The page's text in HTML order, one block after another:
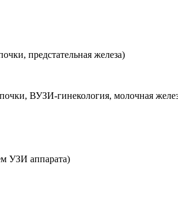
предстательная железа)
ВУЗИ-гинекология, молочная
УЗИ аппарата)